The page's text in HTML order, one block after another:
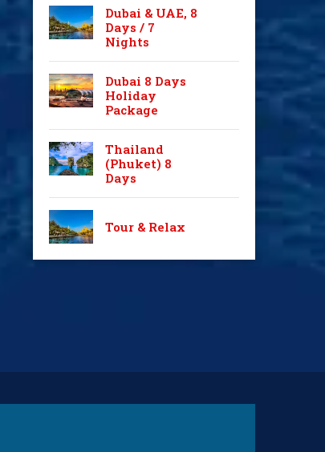
Dubai & UAE, 8
Days / 7
Nights
Dubai 8 Days
Holiday
Package
Thailand
(Phuket) 8
Days
Tour & Relax